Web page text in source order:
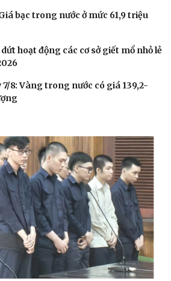
bạc trong nước ở mức 61,9 triệu
hoạt động các cơ sở giết mổ nhỏ lẻ
8: Vàng trong nước có giá 139,2-